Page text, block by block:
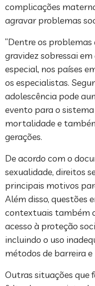
complicações
agravar problemas
“Dentre os problemas
gravidez sobressai
especial, nos países
os especialistas.
adolescência pode
evento para o
mortalidade e
gerações.
De acordo com o
sexualidade, direitos
principais motivos
Além disso, questões
contextuais também
acesso à proteção
incluindo o uso
métodos de barreira
Outras situações que